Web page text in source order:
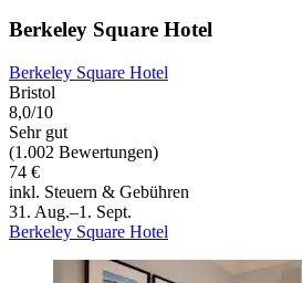
Berkeley Square Hotel
Berkeley Square Hotel
Bristol
8,0/10
Sehr gut
(1.002 Bewertungen)
74 €
inkl. Steuern & Gebühren
31. Aug.–1. Sept.
Berkeley Square Hotel